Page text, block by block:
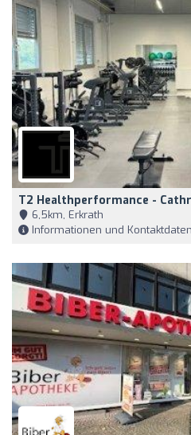
T2 Healthperformance -
6,5km, Erkrath
Informationen und